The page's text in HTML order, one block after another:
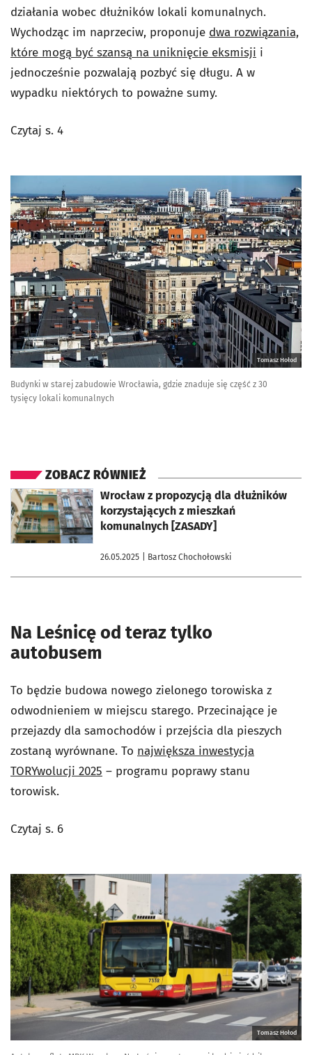
działania wobec dłużników lokali komunalnych.
Wychodząc im naprzeciw, proponuje dwa rozwiązania,
które mogą być szansą na uniknięcie eksmisji i
jednocześnie pozwalają pozbyć się długu. A w
wypadku niektórych to poważne sumy.
Czytaj s. 4
Tomasz Hołod
Budynki w starej zabudowie Wrocławia, gdzie znaduje się część z 30
tysięcy lokali komunalnych
ZOBACZ RÓWNIEŻ
Wrocław z propozycją dla dłużników
korzystających z mieszkań
komunalnych [ZASADY]
26.05.2025 | Bartosz Chochołowski
otworzy się w nowej karcie
Na Leśnicę od teraz tylko
autobusem
To będzie budowa nowego zielonego torowiska z
odwodnieniem w miejscu starego. Przecinające je
przejazdy dla samochodów i przejścia dla pieszych
zostaną wyrównane. To największa inwestycja
TORYwolucji 2025 – programu poprawy stanu
torowisk.
Czytaj s. 6
Tomasz Hołod